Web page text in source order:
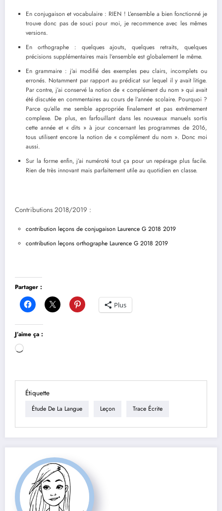
En conjugaison et vocabulaire : RIEN ! L’ensemble a bien fonctionné je
trouve donc pas de souci pour moi, je recommence avec les mêmes
versions.
En orthographe : quelques ajouts, quelques retraits, quelques
précisions supplémentaires mais l’ensemble est globalement le même.
En grammaire : j’ai modifié des exemples peu clairs, incomplets ou
erronés. Notamment par rapport au prédicat sur lequel il y avait litige.
Par contre, j’ai conservé la notion de « complément du nom » qui avait
été discutée en commentaires au cours de l’année scolaire. Pourquoi ?
Parce qu’elle me semble appropriée finalement et pas extrêmement
complexe. De plus, en farfouillant dans les nouveaux manuels sortis
cette année et « dits » à jour concernant les programmes de 2016,
tous utilisent encore la notion de « complément du nom ». Donc moi
aussi.
Sur la forme enfin, j’ai numéroté tout ça pour un repérage plus facile.
Rien de très innovant mais parfaitement utile au quotidien en classe.
Contributions 2018/2019 :
contribution leçons de conjugaison Laurence G 2018 2019
contribution leçons orthographe Laurence G 2018 2019
Partager :
Plus
J’aime ça :
Chargement…
Étiquette
Étude De La Langue Leçon Trace Écrite